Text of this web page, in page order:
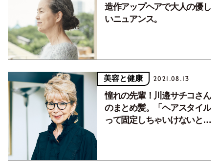
造作アップヘアで大人の優し
いニュアンス。
美容と健康 2021.08.13
憧れの先輩！川邉サチコさん
のまとめ髪。「ヘアスタイル
って固定しちゃいけないと思